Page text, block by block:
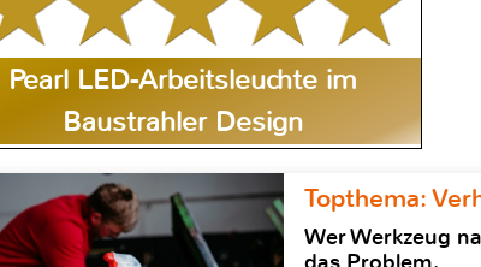
Pearl LED-Arbeitsleuchte im
Baustrahler Design
Topthema:
Wer Werkzeug